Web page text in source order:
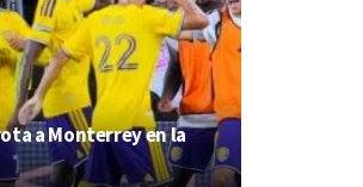
a Monterrey en la